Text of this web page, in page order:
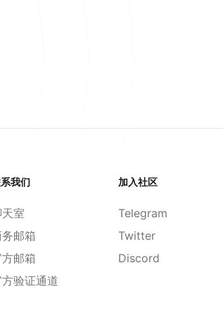
我们
室
邮箱
邮箱
验证通道
加入社区
Telegram
Twitter
Discord